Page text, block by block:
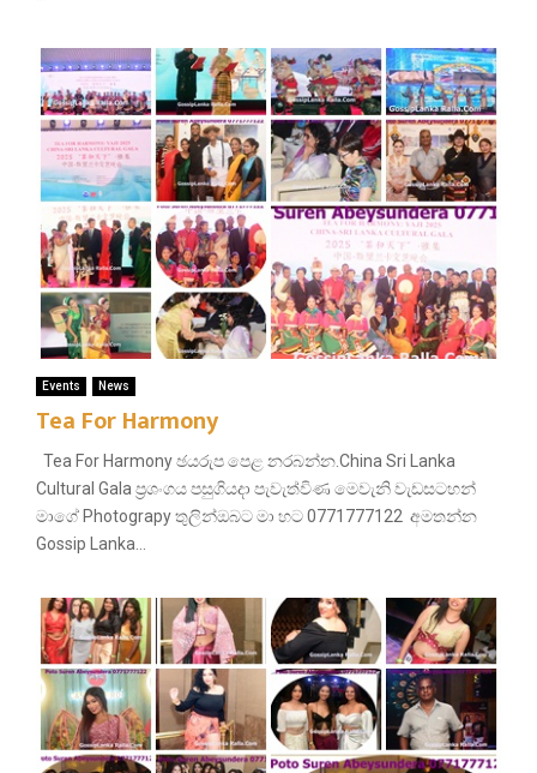
Events News
Tea For Harmony
Tea For Harmony ඡයරුප පෙළ නරබන්න.China Sri Lanka
Cultural Gala ප්‍රශංගය පසුගියදා පැවැත්විණ මෙවැනි වැඩසටහන්
මාගේ Photograpy තුලින්ඔබට මා හට 0771777122 අමතන්න
Gossip Lanka...